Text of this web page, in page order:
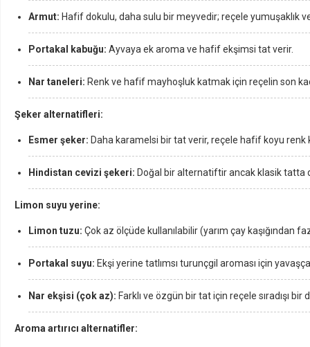
Armut: Hafif dokulu, daha sulu bir meyvedir; reçele yumuşaklık
Portakal kabuğu: Ayvaya ek aroma ve hafif ekşimsi tat verir.
Nar taneleri: Renk ve hafif mayhoşluk katmak için reçelin son
Şeker alternatifleri:
Esmer şeker: Daha karamelsi bir tat verir, reçele hafif koyu renk
Hindistan cevizi şekeri: Doğal bir alternatiftir ancak klasik tatta
Limon suyu yerine:
Limon tuzu: Çok az ölçüde kullanılabilir (yarım çay kaşığından
Portakal suyu: Ekşi yerine tatlımsı turunçgil aroması için
Nar ekşisi (çok az): Farklı ve özgün bir tat için reçele sıradışı bir
Aroma artırıcı alternatifler: